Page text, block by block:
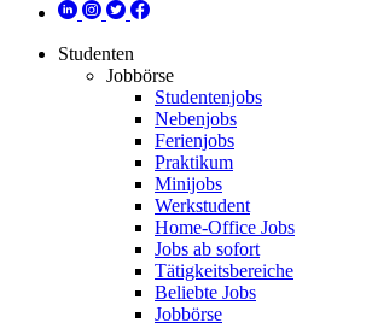
Studenten
Jobbörse
Studentenjobs
Nebenjobs
Ferienjobs
Praktikum
Minijobs
Werkstudent
Home-Office Jobs
Jobs ab sofort
Tätigkeitsbereiche
Beliebte Jobs
Jobbörse